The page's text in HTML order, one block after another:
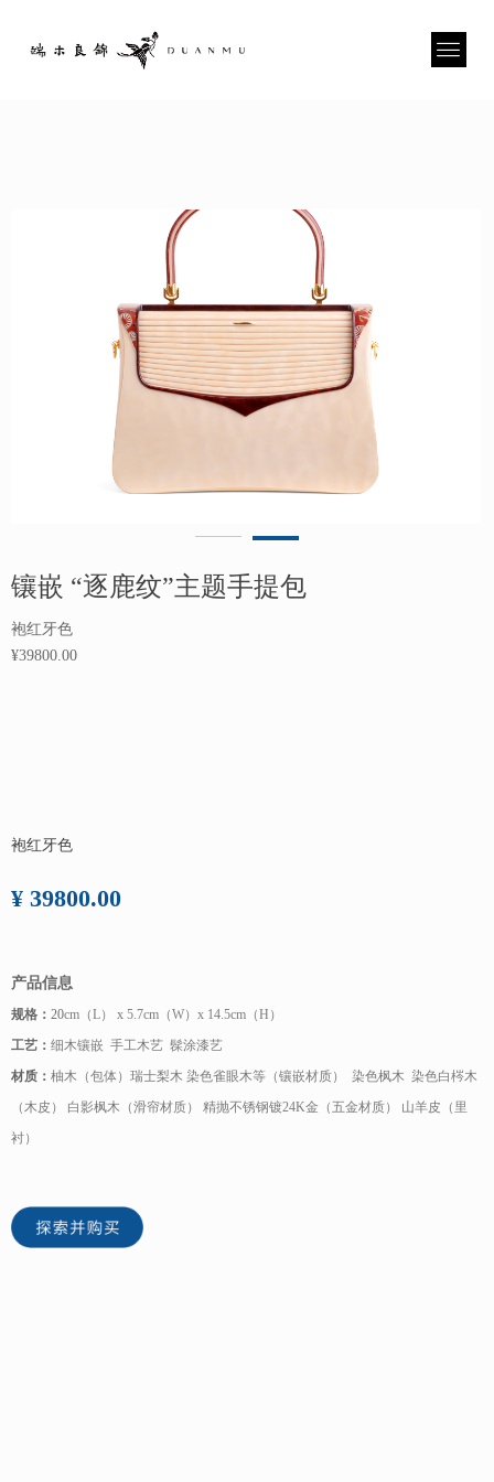
镶嵌 “逐鹿纹”主题手提包
袍红牙色
¥39800.00
袍红牙色
¥ 39800.00
产品信息
规格： 20cm（L） x 5.7cm（W）x 14.5cm（H）
工艺： 细木镶嵌 手工木艺 髹涂漆艺
材质： 柚木（包体）瑞士梨木 染色雀眼木等（镶嵌材质） 染色枫木 染色白梣木
（木皮） 白影枫木（滑帘材质） 精抛不锈钢镀24K金（五金材质） 山羊皮（里
衬）